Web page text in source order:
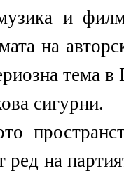
и
на
тема в
сигурни.
на